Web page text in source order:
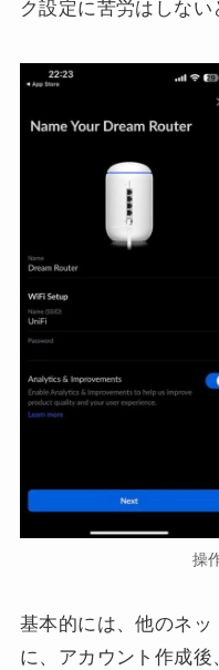
ク設定に苦労はしない
操
基本的には、他のネッ
に、アカウント作成